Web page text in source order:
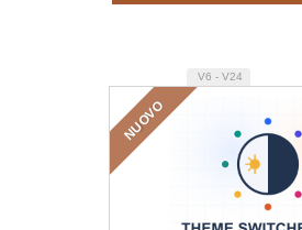
NUOVO
V6 - V24